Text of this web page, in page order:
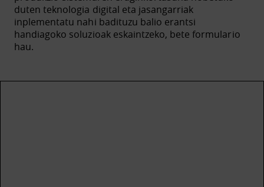
duten teknologia digital eta jasangarriak
inplementatu nahi badituzu balio erantsi
handiagoko soluzioak eskaintzeko, bete formulario
hau.